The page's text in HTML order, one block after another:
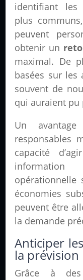
identifiant les
plus
peuvent
obtenir un
maximal. De
basées sur les
souvent de
qui auraient pu
Un
responsables
capacité
opérationnelle
économies
peuvent être
la demande
Anticiper
la prévision
Grâce à